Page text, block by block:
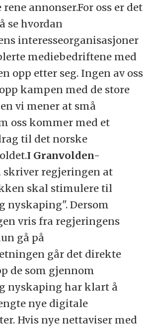
annonser.For oss er det
se hvordan
interesseorganisasjoner
mediebedriftene med
opp etter seg. Ingen av oss
kampen med de store
vi mener at små
oss kommer med et
til det norske
I Granvolden-
skriver regjeringen at
skal stimulere til
nyskaping". Dersom
vris fra regjeringens
gå på
går det direkte
de som gjennom
nyskaping har klart å
nye digitale
Hvis nye nettaviser med